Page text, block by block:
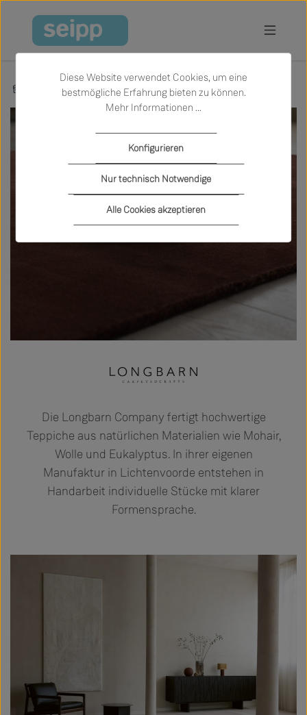
Zum Hauptinhalt springen
Longbarn
Die Longbarn Company fertigt hochwertige
Teppiche aus natürlichen Materialien wie Mohair,
Wolle und Eukalyptus. In ihrer eigenen
Manufaktur in Lichtenvoorde entstehen in
Handarbeit individuelle Stücke mit klarer
Formensprache.
Diese Website verwendet Cookies, um eine
bestmögliche Erfahrung bieten zu können.
Mehr Informationen ...
Nur technisch Notwendige
Konfigurieren
Alle Cookies akzeptieren